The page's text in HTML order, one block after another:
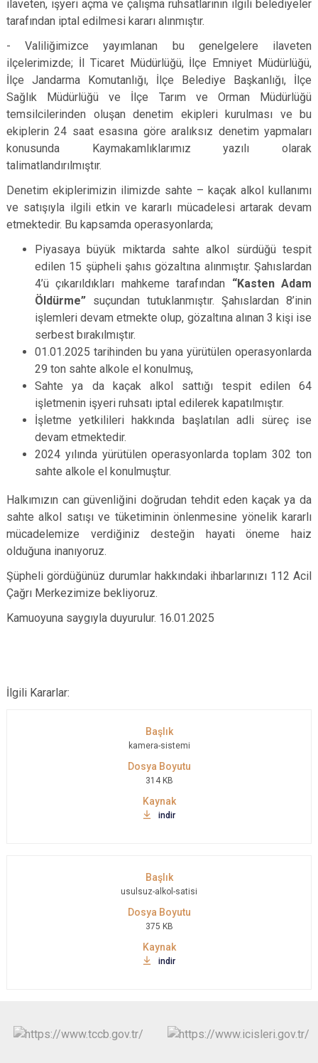
ilaveten, işyeri açma ve çalışma ruhsatlarının ilgili belediyeler
tarafından iptal edilmesi kararı alınmıştır.
- Valiliğimizce yayımlanan bu genelgelere ilaveten
ilçelerimizde; İl Ticaret Müdürlüğü, İlçe Emniyet Müdürlüğü,
İlçe Jandarma Komutanlığı, İlçe Belediye Başkanlığı, İlçe
Sağlık Müdürlüğü ve İlçe Tarım ve Orman Müdürlüğü
temsilcilerinden oluşan denetim ekipleri kurulması ve bu
ekiplerin 24 saat esasına göre aralıksız denetim yapmaları
konusunda Kaymakamlıklarımız yazılı olarak
talimatlandırılmıştır.
Denetim ekiplerimizin ilimizde sahte – kaçak alkol kullanımı
ve satışıyla ilgili etkin ve kararlı mücadelesi artarak devam
etmektedir. Bu kapsamda operasyonlarda;
Piyasaya büyük miktarda sahte alkol sürdüğü tespit
edilen 15 şüpheli şahıs gözaltına alınmıştır. Şahıslardan
4’ü çıkarıldıkları mahkeme tarafından “Kasten Adam
Öldürme” suçundan tutuklanmıştır. Şahıslardan 8’inin
işlemleri devam etmekte olup, gözaltına alınan 3 kişi ise
serbest bırakılmıştır.
01.01.2025 tarihinden bu yana yürütülen operasyonlarda
29 ton sahte alkole el konulmuş,
Sahte ya da kaçak alkol sattığı tespit edilen 64
işletmenin işyeri ruhsatı iptal edilerek kapatılmıştır.
İşletme yetkilileri hakkında başlatılan adli süreç ise
devam etmektedir.
2024 yılında yürütülen operasyonlarda toplam 302 ton
sahte alkole el konulmuştur.
Halkımızın can güvenliğini doğrudan tehdit eden kaçak ya da
sahte alkol satışı ve tüketiminin önlenmesine yönelik kararlı
mücadelemize verdiğiniz desteğin hayati öneme haiz
olduğuna inanıyoruz.
Şüpheli gördüğünüz durumlar hakkındaki ihbarlarınızı 112 Acil
Çağrı Merkezimize bekliyoruz.
Kamuoyuna saygıyla duyurulur. 16.01.2025
İlgili Kararlar:
kamera-sistemi
314 KB
indir
usulsuz-alkol-satisi
375 KB
indir